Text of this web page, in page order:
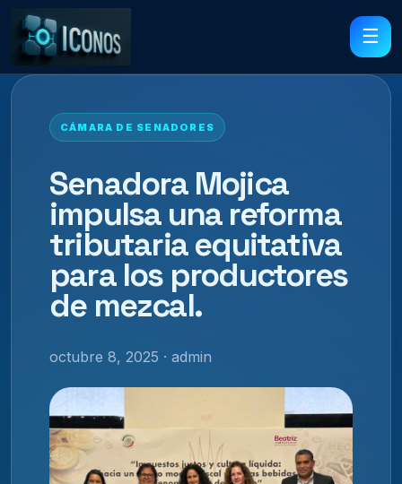
☰
CÁMARA DE SENADORES
Senadora Mojica
impulsa una reforma
tributaria equitativa
para los productores
de mezcal.
octubre 8, 2025 · admin